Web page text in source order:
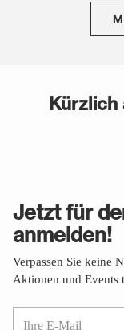
Kürzlich
Jetzt für
anmelden!
Verpassen Sie keine
Aktionen und Events